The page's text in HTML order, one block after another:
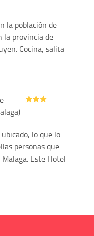
la población de
la provincia de
Cocina, salita
lo que lo
personas que
Este Hotel